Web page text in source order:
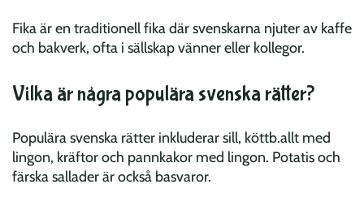
Fika är en traditionell fika där svenskarna njuter av kaffe
och bakverk, ofta i sällskap vänner eller kollegor.
Vilka är några populära svenska rätter?
Populära svenska rätter inkluderar sill, köttb.allt med
lingon, kräftor och pannkakor med lingon. Potatis och
färska sallader är också basvaror.